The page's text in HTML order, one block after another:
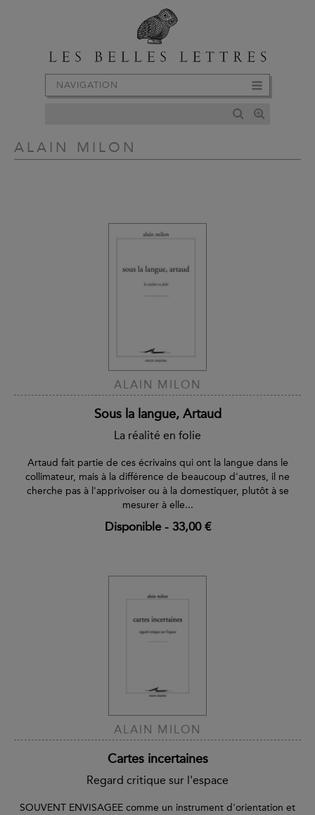
NAVIGATION
ALAIN MILON
ALAIN MILON
Sous la langue, Artaud
La réalité en folie
Artaud fait partie de ces écrivains qui ont la langue dans le
collimateur, mais à la différence de beaucoup d'autres, il ne
cherche pas à l'apprivoiser ou à la domestiquer, plutôt à se
mesurer à elle...
Disponible- 33,00 €
ALAIN MILON
Cartes incertaines
Regard critique sur l'espace
SOUVENT ENVISAGEE comme un instrument d'orientation et